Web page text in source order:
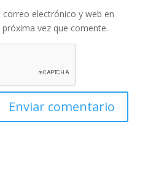
correo electrónico y web en
vez que comente.